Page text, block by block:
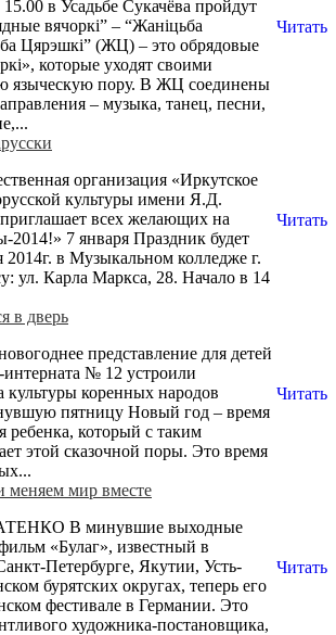
15.00 в Усадьбе Сукачёва пройдут
вячоркi” – “Жаніцьба
Цярэшкi” (ЖЦ) – это обрядовые
которые уходят своими
языческую пору. В ЖЦ соединены
– музыка, танец, песни,
Читать
организация «Иркутское
культуры имени Я.Д.
всех желающих на
2014!» 7 января Праздник будет
2014г. в Музыкальном колледже г.
ул. Карла Маркса, 28. Начало в 14
Читать
в дверь
представление для детей
№ 12 устроили
культуры коренных народов
пятницу Новый год – время
ребенка, который с таким
этой сказочной поры. Это время
Читать
меняем мир вместе
В минувшие выходные
«Булаг», известный в
Петербурге, Якутии, Усть-
бурятских округах, теперь его
фестивале в Германии. Это
художника-постановщика,
Читать